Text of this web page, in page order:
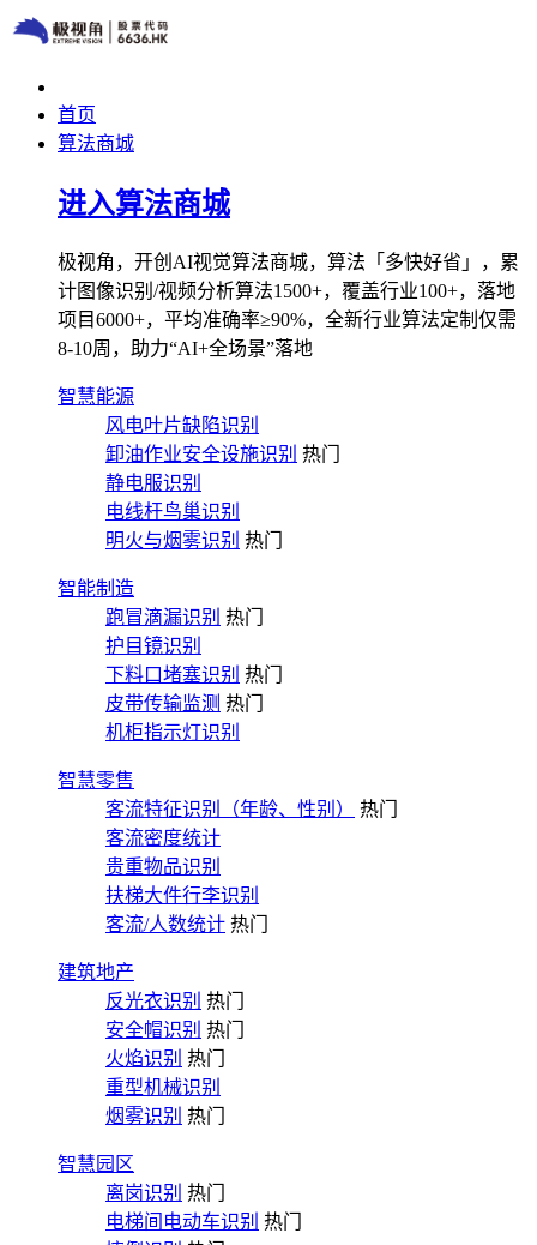
首页
算法商城
进入算法商城
极视角，开创AI视觉算法商城，算法「多快好省」，累
计图像识别/视频分析算法1500+，覆盖行业100+，落地
项目6000+，平均准确率≥90%，全新行业算法定制仅需
8-10周，助力“AI+全场景”落地
智慧能源
风电叶片缺陷识别
卸油作业安全设施识别 热门
静电服识别
电线杆鸟巢识别
明火与烟雾识别 热门
智能制造
跑冒滴漏识别 热门
护目镜识别
下料口堵塞识别 热门
皮带传输监测 热门
机柜指示灯识别
智慧零售
客流特征识别（年龄、性别）
热门
客流密度统计
贵重物品识别
扶梯大件行李识别
客流/人数统计 热门
建筑地产
反光衣识别 热门
安全帽识别 热门
火焰识别 热门
重型机械识别
烟雾识别 热门
智慧园区
离岗识别 热门
电梯间电动车识别 热门